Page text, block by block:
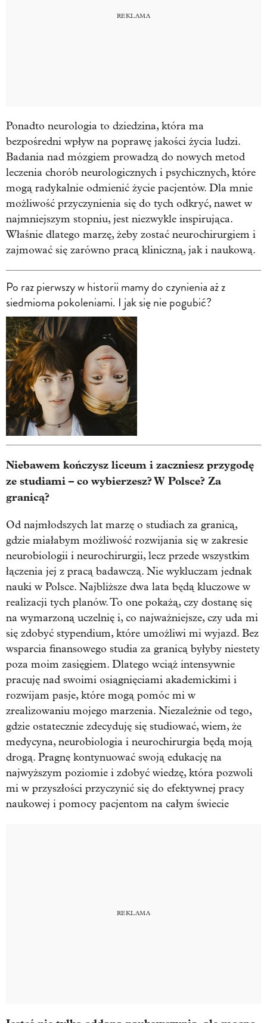
Ponadto neurologia to dziedzina, która ma
bezpośredni wpływ na poprawę jakości życia ludzi.
Badania nad mózgiem prowadzą do nowych metod
leczenia chorób neurologicznych i psychicznych, które
mogą radykalnie odmienić życie pacjentów. Dla mnie
możliwość przyczynienia się do tych odkryć, nawet w
najmniejszym stopniu, jest niezwykle inspirująca.
Właśnie dlatego marzę, żeby zostać neurochirurgiem i
zajmować się zarówno pracą kliniczną, jak i naukową.
Po raz pierwszy w historii mamy do czynienia aż z
siedmioma pokoleniami. I jak się nie pogubić?
Niebawem kończysz liceum i zaczniesz przygodę
ze studiami – co wybierzesz? W Polsce? Za
granicą?
Od najmłodszych lat marzę o studiach za granicą,
gdzie miałabym możliwość rozwijania się w zakresie
neurobiologii i neurochirurgii, lecz przede wszystkim
łączenia jej z pracą badawczą. Nie wykluczam jednak
nauki w Polsce. Najbliższe dwa lata będą kluczowe w
realizacji tych planów. To one pokażą, czy dostanę się
na wymarzoną uczelnię i, co najważniejsze, czy uda mi
się zdobyć stypendium, które umożliwi mi wyjazd. Bez
wsparcia finansowego studia za granicą byłyby niestety
poza moim zasięgiem. Dlatego wciąż intensywnie
pracuję nad swoimi osiągnięciami akademickimi i
rozwijam pasje, które mogą pomóc mi w
zrealizowaniu mojego marzenia. Niezależnie od tego,
gdzie ostatecznie zdecyduję się studiować, wiem, że
medycyna, neurobiologia i neurochirurgia będą moją
drogą. Pragnę kontynuować swoją edukację na
najwyższym poziomie i zdobyć wiedzę, która pozwoli
mi w przyszłości przyczynić się do efektywnej pracy
naukowej i pomocy pacjentom na całym świecie